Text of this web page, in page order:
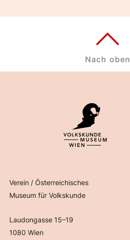
Verein / Österreichisches
Museum für Volkskunde
Laudongasse 15–19
1080 Wien
Nach oben